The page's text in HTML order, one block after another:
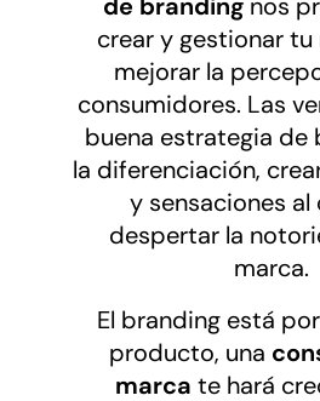
de branding nos
crear y gestionar
mejorar la
consumidores. Las
buena estrategia de
la diferenciación,
y sensaciones al
despertar la
marca.
El branding está
producto, una
marca te hará